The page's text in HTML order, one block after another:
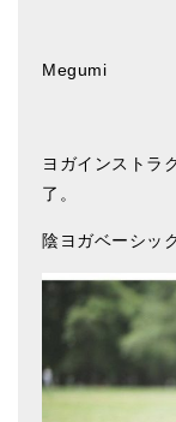
Megumi
ヨガインストラ
了。
陰ヨガベーシッ